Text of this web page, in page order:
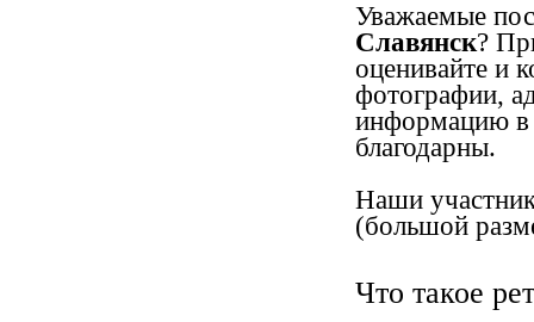
Уважаемые
Славянск?
оценивайте и
фотографии,
информацию в
благодарны.
Наши
(большой
Что такое